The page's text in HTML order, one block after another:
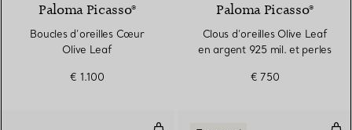
Paloma Picasso®
Boucles d’oreilles Cœur
Olive Leaf
€ 1.100
Paloma Picasso®
Clous d’oreilles Olive Leaf
en argent 925 mil. et perles
€ 750